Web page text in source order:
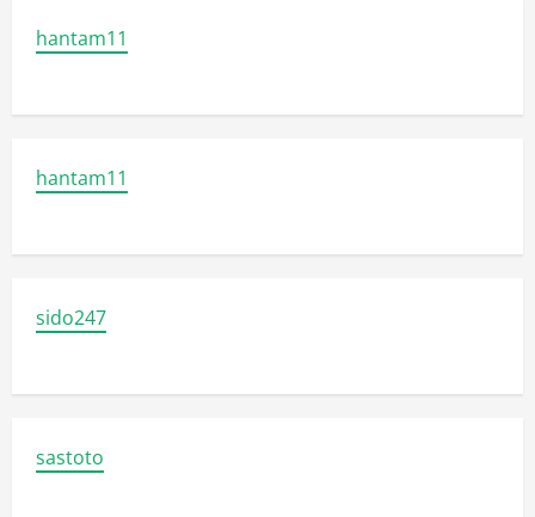
hantam11
hantam11
sido247
sastoto